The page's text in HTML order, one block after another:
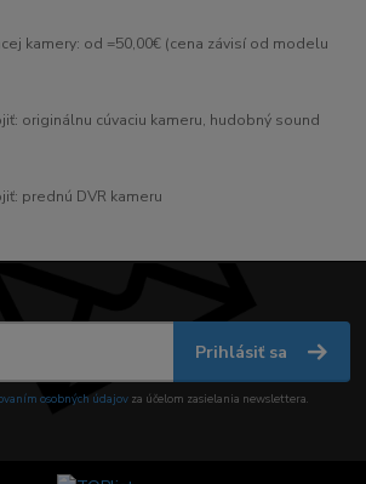
kamery: od =50,00€ (cena závisí od modelu
originálnu cúvaciu kameru, hudobný sound
prednú DVR kameru
Prihlásiť sa
osobných údajov za účelom zasielania newslettera.